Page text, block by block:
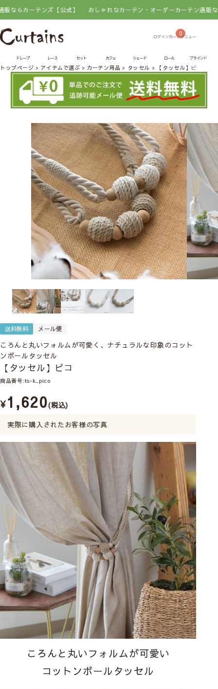
カーテンズ【公式】 おしゃれなカーテン・オーダーカーテン通販ならカ
0
ドレープ レース セット カフェ シェード ロール ブラインド
トップページ アイテムで選ぶ カーテン用品 タッセル 【タッセル】ピコ
送料無料 メール便
ころんと丸いフォルムが可愛く、ナチュラルな印象のコット
ンボールタッセル
【タッセル】ピコ
商品番号 ts-k_pico
¥1,620 税込
実際に購入されたお客様の写真
ころんと丸いフォルムが可愛い
コットンボールタッセル